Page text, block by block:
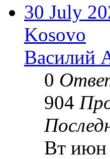
30 July
Kosovo
Василий
0
904
Вт июн